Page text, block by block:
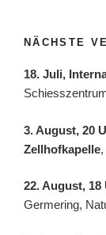
NÄCHSTE
18. Juli,
3. August, 20
Zellhofkapelle
22. August,
Germering,